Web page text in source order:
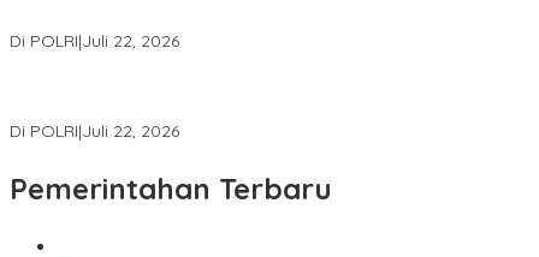
Di POLRI|Juli 22, 2026
Di POLRI|Juli 22, 2026
Pemerintahan Terbaru